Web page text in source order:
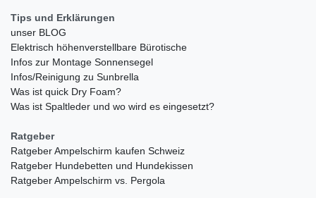
Tips und Erklärungen
unser BLOG
Elektrisch höhenverstellbare Bürotische
Infos zur Montage Sonnensegel
Infos/Reinigung zu Sunbrella
Was ist quick Dry Foam?
Was ist Spaltleder und wo wird es eingesetzt?
Ratgeber
Ratgeber Ampelschirm kaufen Schweiz
Ratgeber Hundebetten und Hundekissen
Ratgeber Ampelschirm vs. Pergola